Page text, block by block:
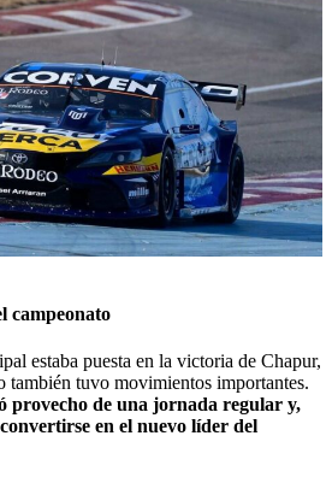
campeonato
estaba puesta en la victoria de Chapur,
también tuvo movimientos importantes.
provecho de una jornada regular y,
en el nuevo líder del